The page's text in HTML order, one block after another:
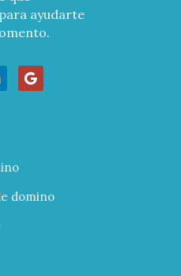
ayudarte
domino